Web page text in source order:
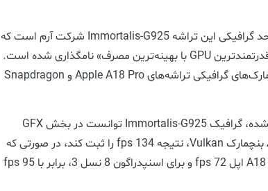
در ابتدا باید بگوییم که واحد گرافیکی این تراشه Immortalis-G925 شرکت آرم است که
توسط مدیاتک به عنوان «قدرتمندترین GPU با بهینه‌ترین مصرف» نامگذاری شده است.
این GPU توانست در بنچمارک‌های گرافیکی تراشه‌های Apple A18 Pro و Snapdragon
بر اساس اطلاعات منتشر شده، گرافیک Immortalis-G925 توانست در بخش GFX
Aztec 1440p off-screen بنچمارک Vulkan، نتیجه 134 fps را ثبت کند، در صورتی که
این مقدار برای تراشه A18 Pro اپل 72 fps و برای اسنپدراگون 8 نسل 3، برابر با 95 fps